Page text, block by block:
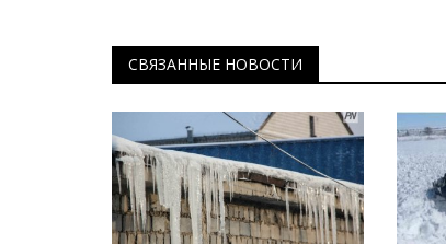
СВЯЗАННЫЕ НОВОСТИ